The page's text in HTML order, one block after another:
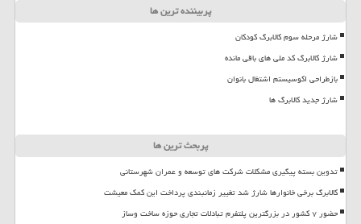
پربیننده ترین ها
شارژ مرحله سوم کالابرگ کودکان
شارژ کالابرگ کد ملی های باقی مانده
بازطراحی اکوسیستم اشتغال بانوان
شارژ جدید کالابرگ ها
پربحث ترین ها
تدوین بسته پیگیری مشکلات شرکت های توسعه و عمران شهرستانی
کالابرگ برخی خانوارها شارژ شد تغییر زمانبندی پرداخت این کمک معیشت
حضور ۷ کشور در بزرگترین پلتفرم تبادلات تجاری حوزه ساخت وساز